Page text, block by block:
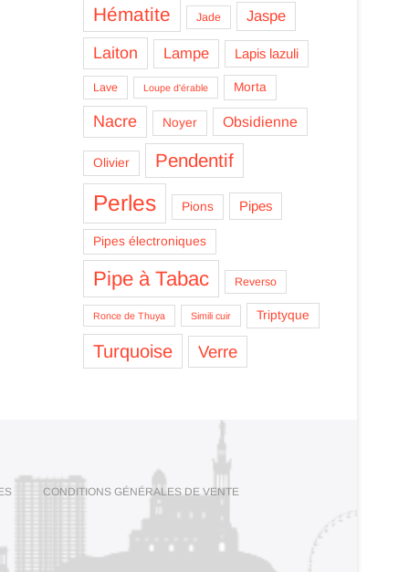
Hématite Jade Jaspe
Laiton Lampe Lapis lazuli
Lave Loupe d'érable Morta
Nacre Noyer Obsidienne
Olivier Pendentif
Perles Pions Pipes
Pipes électroniques
Pipe à Tabac Reverso
Ronce de Thuya Simili cuir Triptyque
Turquoise Verre
CONDITIONS GÉNÉRALES DE VENTE